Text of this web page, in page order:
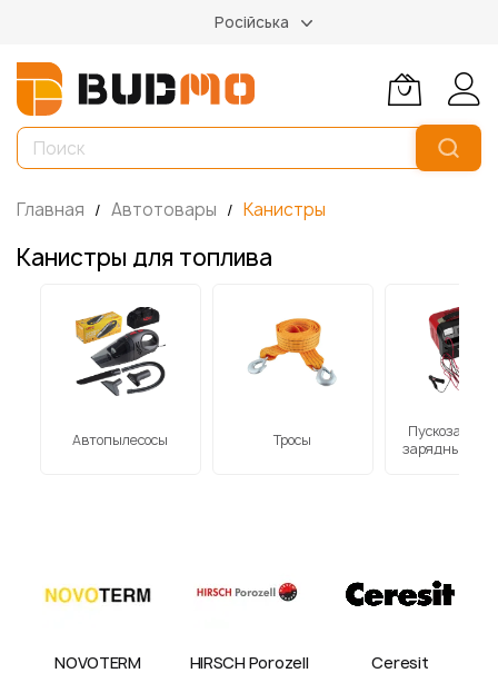
Російська
Главная Автотовары Канистры
Канистры для топлива
Автопылесосы Тросы
зарядные
NOVOTERM HIRSCH Porozell Ceresit